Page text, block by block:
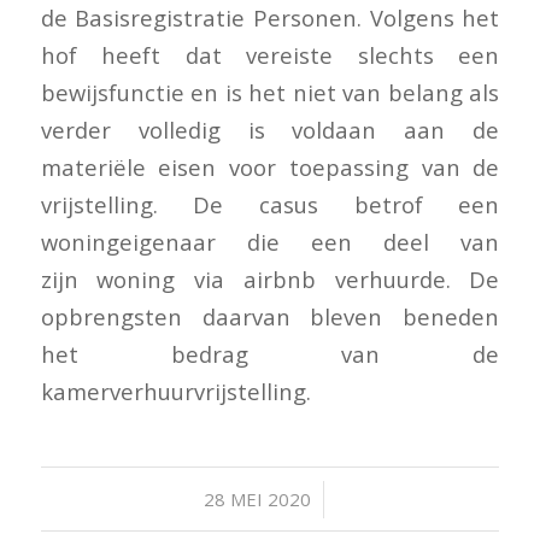
de Basisregistratie Personen. Volgens het
hof heeft dat vereiste slechts een
bewijsfunctie en is het niet van belang als
verder volledig is voldaan aan de
materiële eisen voor toepassing van de
vrijstelling. De casus betrof een
woningeigenaar die een deel van
zijn woning via airbnb verhuurde. De
opbrengsten daarvan bleven beneden
het bedrag van de
kamerverhuurvrijstelling.
28 MEI 2020
/